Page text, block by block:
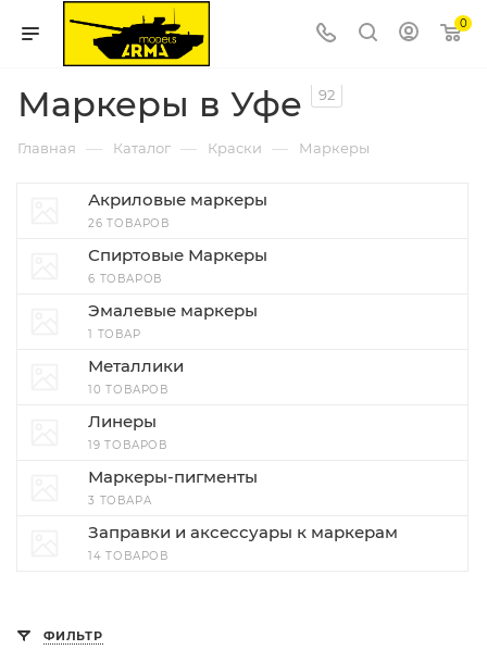
0
Маркеры в Уфе 92
Главная — Каталог — Краски — Маркеры
Акриловые маркеры
26 ТОВАРОВ
Спиртовые Маркеры
6 ТОВАРОВ
Эмалевые маркеры
1 ТОВАР
Металлики
10 ТОВАРОВ
Линеры
19 ТОВАРОВ
Маркеры-пигменты
3 ТОВАРА
Заправки и аксессуары к маркерам
14 ТОВАРОВ
ФИЛЬТР